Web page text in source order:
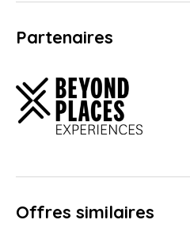
Partenaires
Offres similaires